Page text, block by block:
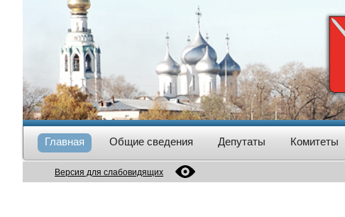
Главная Общие сведения Депутаты Комитеты
Версия для слабовидящих